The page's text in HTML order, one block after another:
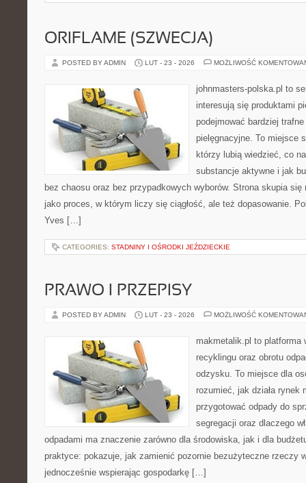
ORIFLAME (SZWECJA)
POSTED BY ADMIN LUT - 23 - 2026 MOŻLIWOŚĆ
johnmasters-polska.pl to
interesują się produktami
podejmować bardziej
pielęgnacyjne. To miejsce
którzy lubią wiedzieć, co
substancje aktywne i jak
bez chaosu oraz bez przypadkowych wyborów. Strona skupia się
jako proces, w którym liczy się ciągłość, ale też dopasowanie.
Yves […]
CATEGORIES: STADNINY I OŚRODKI JEŹDZIECKIE
PRAWO I PRZEPISY
POSTED BY ADMIN LUT - 23 - 2026 MOŻLIWOŚĆ
makmetalik.pl to platforma
recyklingu oraz obrotu
odzysku. To miejsce dla
rozumieć, jak działa rynek
przygotować odpady do
segregacji oraz dlaczego
odpadami ma znaczenie zarówno dla środowiska, jak i dla
praktyce: pokazuje, jak zamienić pozornie bezużyteczne rzeczy
jednocześnie wspierając gospodarkę […]